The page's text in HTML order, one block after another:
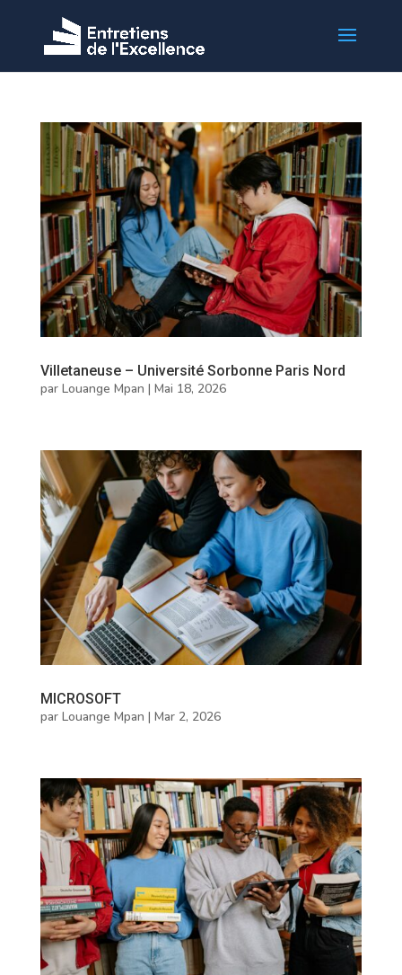
Villetaneuse – Université Sorbonne Paris Nord
par Louange Mpan | Mai 18, 2026
MICROSOFT
par Louange Mpan | Mar 2, 2026